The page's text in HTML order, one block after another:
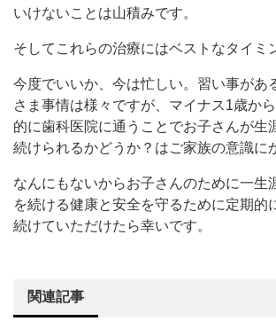
いけないことは山積みです。
そしてこれらの治療にはベストなタイミ
今度でいいか、今は忙しい。習い事があ
さま事情は様々ですが、マイナス1歳か
的に歯科医院に通うことでお子さんが生
続けられるかどうか？はご家族の意識に
なんにもないからお子さんのために一生
を続ける健康と安全を守るために定期的
続けていただけたら幸いです。
関連記事